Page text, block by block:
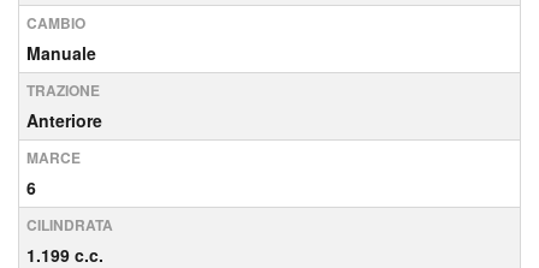
CAMBIO
Manuale
TRAZIONE
Anteriore
MARCE
6
CILINDRATA
1.199 c.c.